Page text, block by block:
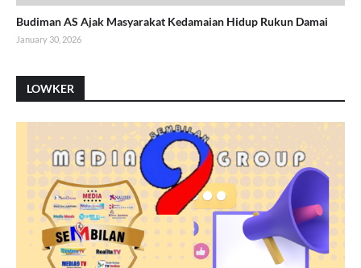
Budiman AS Ajak Masyarakat Kedamaian Hidup Rukun Damai
January 30, 2026
LOWKER